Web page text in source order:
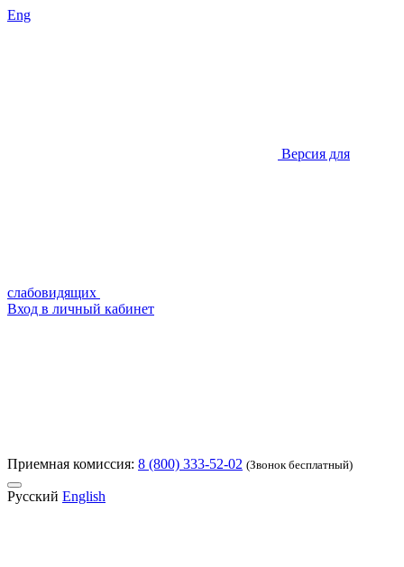
Eng
Версия для
слабовидящих
Вход в личный кабинет
Приемная комиссия: 8 (800) 333-52-02 (Звонок бесплатный)
Русский English